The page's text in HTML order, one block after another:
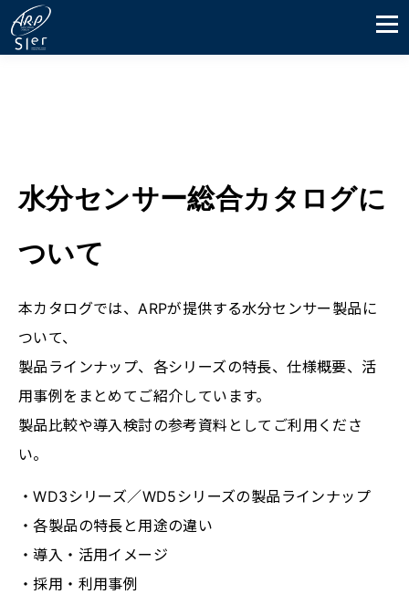
水分センサー総合カタログに
ついて
本カタログでは、ARPが提供する水分センサー製品に
ついて、
製品ラインナップ、各シリーズの特長、仕様概要、活
用事例をまとめてご紹介しています。
製品比較や導入検討の参考資料としてご利用くださ
い。
・WD3シリーズ／WD5シリーズの製品ラインナップ
・各製品の特長と用途の違い
・導入・活用イメージ
・採用・利用事例